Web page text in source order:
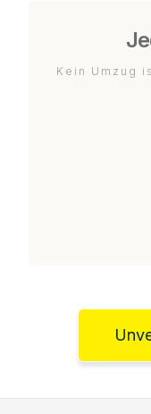
Kein Umzug